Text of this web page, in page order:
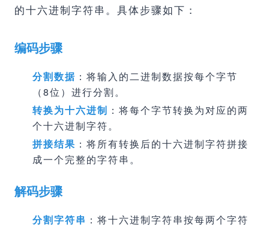
的十六进制字符串。具体步骤如下：
编码步骤
分割数据 ：将输入的二进制数据按每个字节
（8位）进行分割。
转换为十六进制 ：将每个字节转换为对应的两
个十六进制字符。
拼接结果 ：将所有转换后的十六进制字符拼接
成一个完整的字符串。
解码步骤
分割字符串 ：将十六进制字符串按每两个字符